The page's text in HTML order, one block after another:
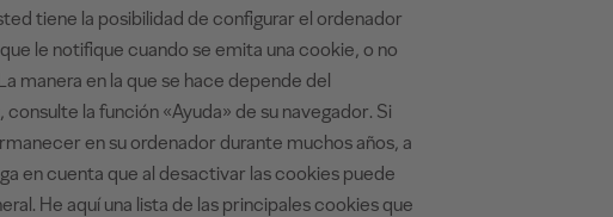
tiene la posibilidad de configurar el ordenador
le notifique cuando se emita una cookie, o no
manera en la que se hace depende del
la función «Ayuda» de su navegador. Si
en su ordenador durante muchos años, a
en cuenta que al desactivar las cookies puede
He aquí una lista de las principales cookies que